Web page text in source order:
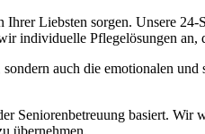
Liebsten sorgen. Unsere
individuelle Pflegelösungen
auch die emotionalen
Seniorenbetreuung basiert.
übernehmen.